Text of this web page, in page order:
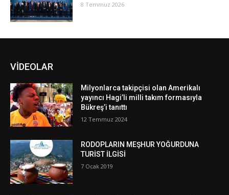
8 Temmuz 2026
VİDEOLAR
Milyonlarca takipçisi olan Amerikalı
yayıncı Hagi’li milli takım formasıyla
Bükreş’i tanıttı
12 Temmuz 2024
RODOPLARIN MEŞHUR YOĞURDUNA
TURİST İLGİSİ
7 Ocak 2019